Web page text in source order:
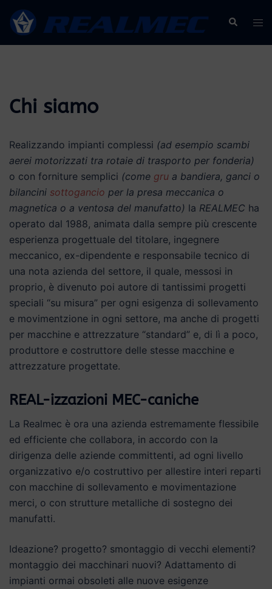
contenuto
Cerca
Chi siamo
Realizzando impianti complessi (ad esempio scambi
aerei motorizzati tra rotaie di trasporto per fonderia)
o con forniture semplici (come gru a bandiera, ganci o
bilancini sottogancio per la presa meccanica o
magnetica o a ventosa del manufatto) la REALMEC ha
operato dal 1988, animata dalla sempre più crescente
esperienza progettuale del titolare, ingegnere
meccanico, ex-dipendente e responsabile tecnico di
una nota azienda del settore, il quale, messosi in
proprio, è divenuto poi autore di tantissimi progetti
speciali “su misura” per ogni esigenza di sollevamento
e movimentzione in ogni settore, ma anche di progetti
per macchine e attrezzature “standard” e, di lì a poco,
produttore e costruttore delle stesse macchine e
attrezzature progettate.
REAL-izzazioni MEC-caniche
La Realmec è ora una azienda estremamente flessibile
ed efficiente che collabora, in accordo con la
dirigenza delle aziende committenti, ad ogni livello
organizzativo e/o costruttivo per allestire interi reparti
con macchine di sollevamento e movimentazione
merci, o con strutture metalliche di sostegno dei
manufatti.
Ideazione? progetto? smontaggio di vecchi elementi?
montaggio dei macchinari nuovi? Adattamento di
impianti ormai obsoleti alle nuove esigenze